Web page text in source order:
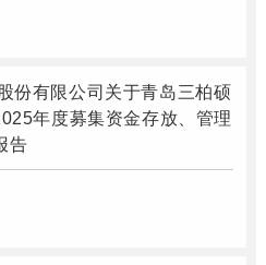
份有限公司关于青岛三柏硕
年度募集资金存放、管理
告